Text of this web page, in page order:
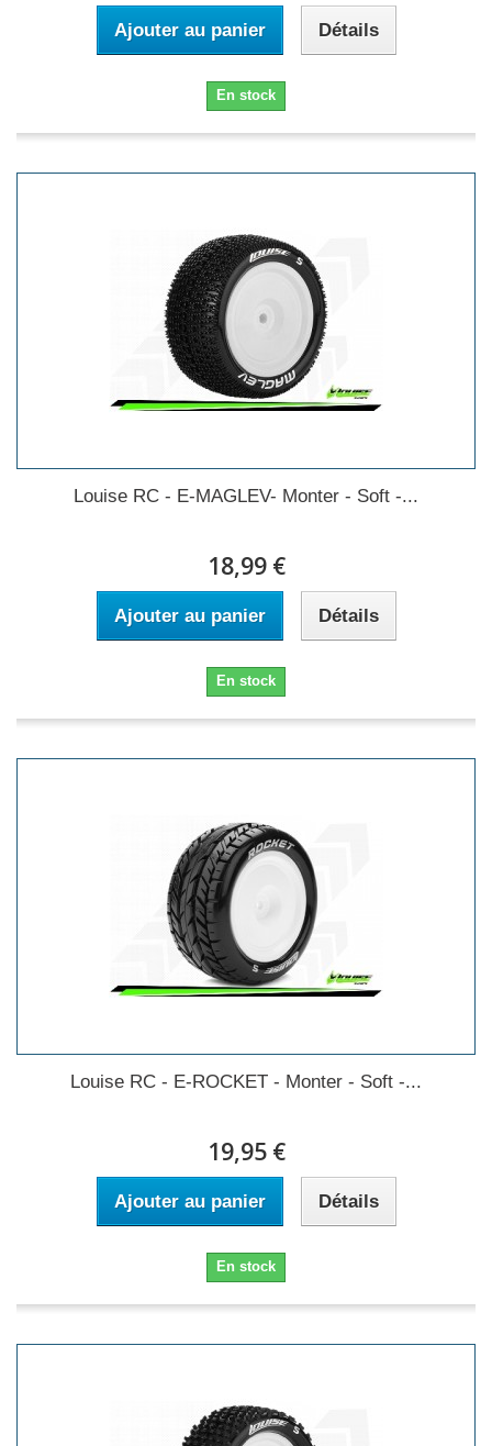
Ajouter au panier Détails
En stock
Louise RC - E-MAGLEV- Monter - Soft -...
18,99 €
Ajouter au panier Détails
En stock
Louise RC - E-ROCKET - Monter - Soft -...
19,95 €
Ajouter au panier Détails
En stock